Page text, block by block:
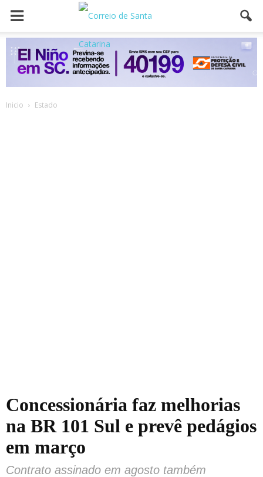
Inicio Estado
Concessionária faz melhorias
na BR 101 Sul e prevê pedágios
em março
Contrato assinado em agosto também